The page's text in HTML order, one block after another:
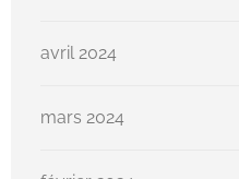
avril 2024
mars 2024